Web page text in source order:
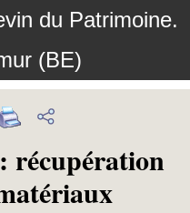
du Patrimoine.
(BE)
récupération